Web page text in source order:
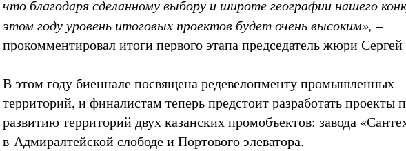
что благодаря сделанному выбору и широте географии нашего
этом году уровень итоговых проектов будет очень высоким», –
прокомментировал итоги первого этапа председатель жюри
В этом году биеннале посвящена редевелопменту промышленных
территорий, и финалистам теперь предстоит разработать проекты
развитию территорий двух казанских промобъектов: завода
в Адмиралтейской слободе и Портового элеватора.